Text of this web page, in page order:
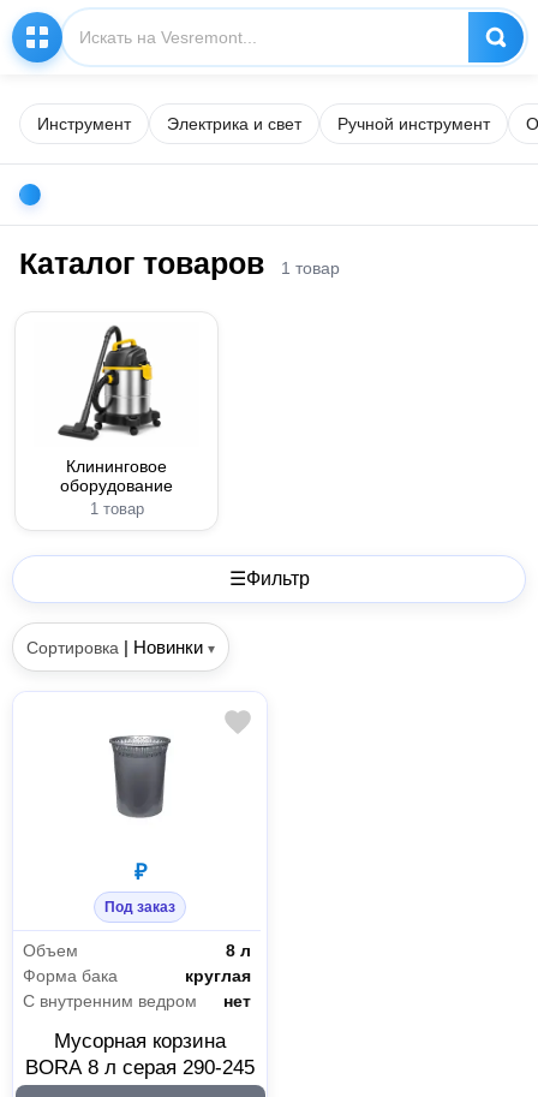
Инструмент Электрика и свет Ручной инструмент
Каталог товаров 1 товар
Клининговое
оборудование
1 товар
☰Фильтр
Сортировка | Новинки ▾
₽
Под заказ
Объем
8 л
Форма бака
круглая
С внутренним ведром
нет
Мусорная корзина
BORA 8 л серая 290-245